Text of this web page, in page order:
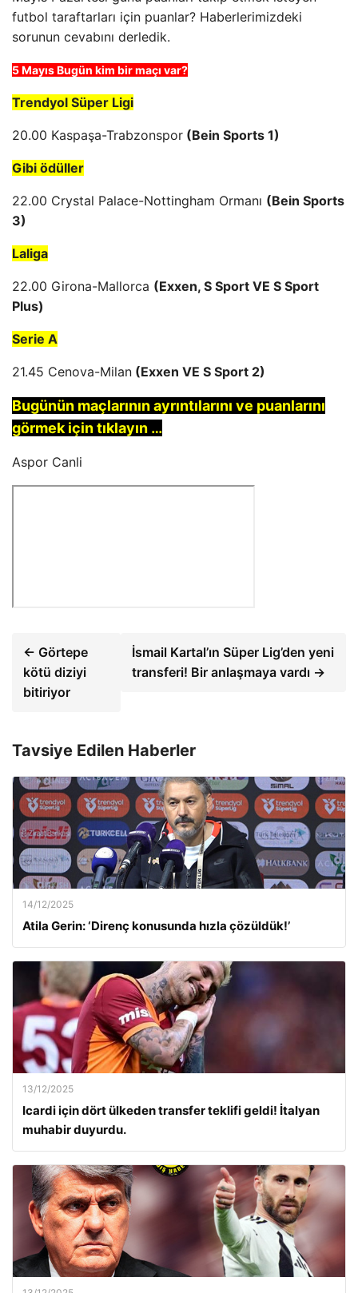
futbol taraftarları için puanlar? Haberlerimizdeki
sorunun cevabını derledik.
5 Mayıs Bugün kim bir maçı var?
Trendyol Süper Ligi
20.00 Kaspaşa-Trabzonspor (Bein Sports 1)
Gibi ödüller
22.00 Crystal Palace-Nottingham Ormanı (Bein Sports
3)
Laliga
22.00 Girona-Mallorca (Exxen, S Sport VE S Sport
Plus)
Serie A
21.45 Cenova-Milan (Exxen VE S Sport 2)
Bugünün maçlarının ayrıntılarını ve puanlarını
görmek için tıklayın …
Aspor Canli
← Görtepe
kötü diziyi
bitiriyor
İsmail Kartal’ın Süper Lig’den yeni
transferi! Bir anlaşmaya vardı →
Tavsiye Edilen Haberler
14/12/2025
Atila Gerin: ‘Direnç konusunda hızla çözüldük!’
13/12/2025
Icardi için dört ülkeden transfer teklifi geldi! İtalyan
muhabir duyurdu.